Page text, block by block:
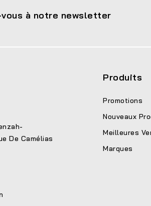
à notre newsletter
De Camélias
Produits
Promotions
Nouveaux
Meilleures
Marques